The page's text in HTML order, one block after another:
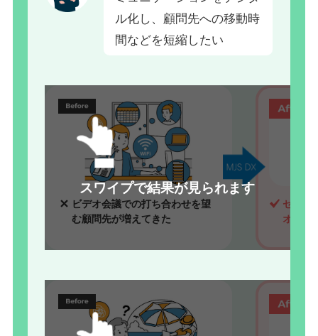
ル化し、顧問先への移動時
間などを短縮したい
スワイプで結果が見られます
ビデオ会議での打ち合わせを望
む顧問先が増えてきた
セキュ
オ会議